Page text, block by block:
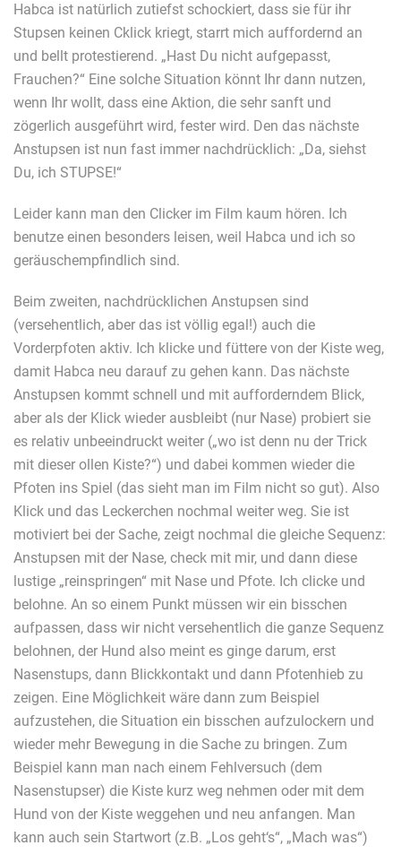
Habca ist natürlich zutiefst schockiert, dass sie für ihr
Stupsen keinen Cklick kriegt, starrt mich auffordernd an
und bellt protestierend. „Hast Du nicht aufgepasst,
Frauchen?“ Eine solche Situation könnt Ihr dann nutzen,
wenn Ihr wollt, dass eine Aktion, die sehr sanft und
zögerlich ausgeführt wird, fester wird. Den das nächste
Anstupsen ist nun fast immer nachdrücklich: „Da, siehst
Du, ich STUPSE!“
Leider kann man den Clicker im Film kaum hören. Ich
benutze einen besonders leisen, weil Habca und ich so
geräuschempfindlich sind.
Beim zweiten, nachdrücklichen Anstupsen sind
(versehentlich, aber das ist völlig egal!) auch die
Vorderpfoten aktiv. Ich klicke und füttere von der Kiste weg,
damit Habca neu darauf zu gehen kann. Das nächste
Anstupsen kommt schnell und mit aufforderndem Blick,
aber als der Klick wieder ausbleibt (nur Nase) probiert sie
es relativ unbeeindruckt weiter („wo ist denn nu der Trick
mit dieser ollen Kiste?“) und dabei kommen wieder die
Pfoten ins Spiel (das sieht man im Film nicht so gut). Also
Klick und das Leckerchen nochmal weiter weg. Sie ist
motiviert bei der Sache, zeigt nochmal die gleiche Sequenz:
Anstupsen mit der Nase, check mit mir, und dann diese
lustige „reinspringen“ mit Nase und Pfote. Ich clicke und
belohne. An so einem Punkt müssen wir ein bisschen
aufpassen, dass wir nicht versehentlich die ganze Sequenz
belohnen, der Hund also meint es ginge darum, erst
Nasenstups, dann Blickkontakt und dann Pfotenhieb zu
zeigen. Eine Möglichkeit wäre dann zum Beispiel
aufzustehen, die Situation ein bisschen aufzulockern und
wieder mehr Bewegung in die Sache zu bringen. Zum
Beispiel kann man nach einem Fehlversuch (dem
Nasenstupser) die Kiste kurz weg nehmen oder mit dem
Hund von der Kiste weggehen und neu anfangen. Man
kann auch sein Startwort (z.B. „Los geht‘s“, „Mach was“)